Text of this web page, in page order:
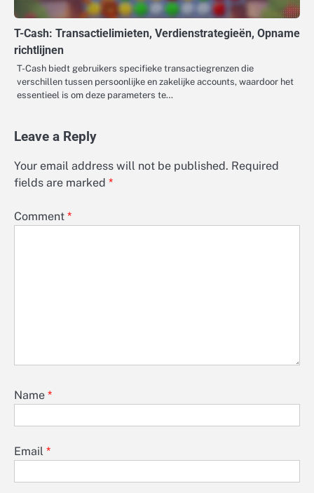
T-Cash: Transactielimieten, Verdienstrategieën, Opname
richtlijnen
T-Cash biedt gebruikers specifieke transactiegrenzen die
verschillen tussen persoonlijke en zakelijke accounts, waardoor het
essentieel is om deze parameters te…
Leave a Reply
Your email address will not be published. Required
fields are marked *
Comment *
Name *
Email *